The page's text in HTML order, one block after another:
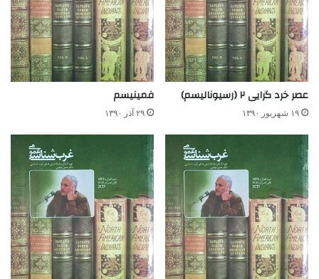
عصر خرد گرایی ۲ (رسیونالیسم)
۱۹ شهریور ۱۳۹۰
فمینیسم
۲۹ آذر ۱۳۹۰